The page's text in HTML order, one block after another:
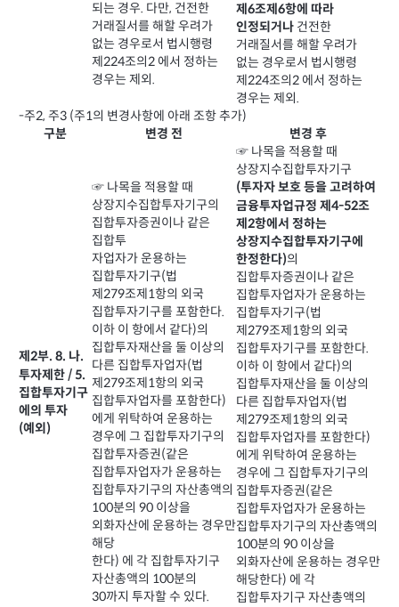
되는 경우. 다만, 건전한
거래질서를 해할 우려가
없는 경우로서 법시행령
제224조의2 에서 정하는
경우는 제외.
제6조제6항에 따라
인정되거나 건전한
거래질서를 해할 우려가
없는 경우로서 법시행령
제224조의2 에서 정하는
경우는 제외.
-주2, 주3 (주1의 변경사항에 아래 조항 추가)
구분
변경 전 변경 후
제2부. 8. 나.
투자제한 / 5.
집합투자기구
에의 투자
(예외)
☞ 나목을 적용할 때
상장지수집합투자기구의
집합투자증권이나 같은
집합투
자업자가 운용하는
집합투자기구(법
제279조제1항의 외국
집합투자기구를 포함한다.
이하 이 항에서 같다)의
집합투자재산을 둘 이상의
다른 집합투자업자(법
제279조제1항의 외국
집합투자업자를 포함한다)
에게 위탁하여 운용하는
경우에 그 집합투자기구의
집합투자증권(같은
집합투자업자가 운용하는
집합투자기구의 자산총액의
100분의 90 이상을
외화자산에 운용하는 경우만
해당
한다) 에 각 집합투자기구
자산총액의 100분의
30까지 투자할 수 있다.
☞ 나목을 적용할 때
상장지수집합투자기구
(투자자 보호 등을 고려하여
금융투자업규정 제4-52조
제2항에서 정하는
상장지수집합투자기구에
한정한다)의
집합투자증권이나 같은
집합투자업자가 운용하는
집합투자기구(법
제279조제1항의 외국
집합투자기구를 포함한다.
이하 이 항에서 같다)의
집합투자재산을 둘 이상의
다른 집합투자업자(법
제279조제1항의 외국
집합투자업자를 포함한다)
에게 위탁하여 운용하는
경우에 그 집합투자기구의
집합투자증권(같은
집합투자업자가 운용하는
집합투자기구의 자산총액의
100분의 90 이상을
외화자산에 운용하는 경우만
해당한다) 에 각
집합투자기구 자산총액의